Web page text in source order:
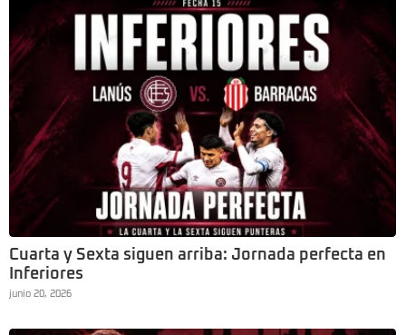
Cuarta y Sexta siguen arriba: Jornada perfecta en
Inferiores
junio 20, 2026